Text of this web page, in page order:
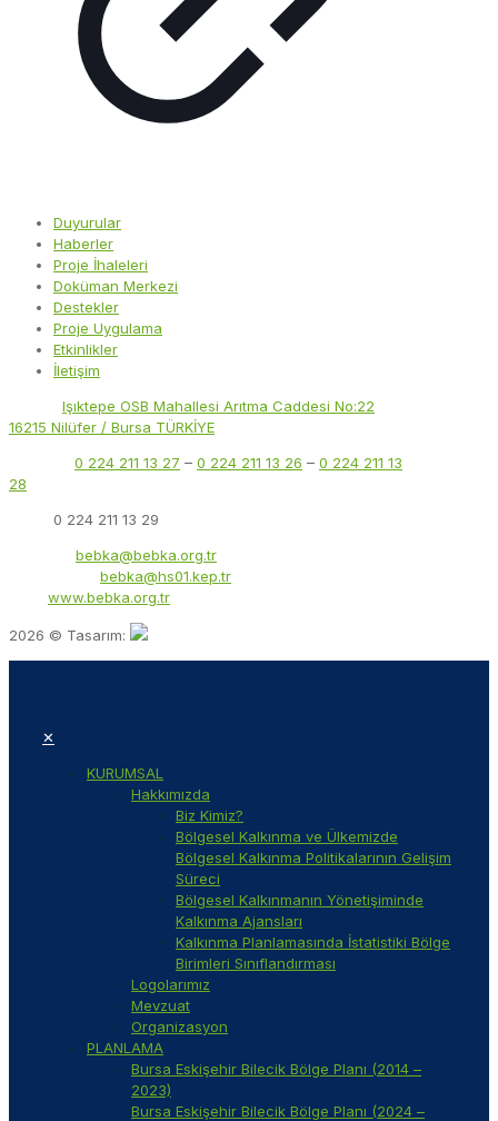
Duyurular
Haberler
Proje İhaleleri
Doküman Merkezi
Destekler
Proje Uygulama
Etkinlikler
İletişim
Işıktepe OSB Mahallesi Arıtma Caddesi No:22
16215 Nilüfer / Bursa TÜRKİYE
0 224 211 13 27 – 0 224 211 13 26 – 0 224 211 13
28
0 224 211 13 29
bebka@bebka.org.tr
bebka@hs01.kep.tr
www.bebka.org.tr
2026 © Tasarım:
✕
KURUMSAL
Hakkımızda
Biz Kimiz?
Bölgesel Kalkınma ve Ülkemizde
Bölgesel Kalkınma Politikalarının Gelişim
Süreci
Bölgesel Kalkınmanın Yönetişiminde
Kalkınma Ajansları
Kalkınma Planlamasında İstatistiki Bölge
Birimleri Sınıflandırması
Logolarımız
Mevzuat
Organizasyon
PLANLAMA
Bursa Eskişehir Bilecik Bölge Planı (2014 –
2023)
Bursa Eskişehir Bilecik Bölge Planı (2024 –